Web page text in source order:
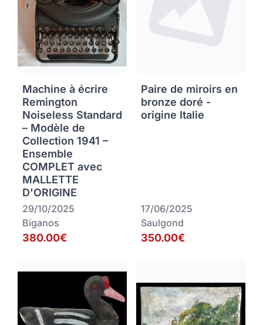
Machine à écrire
Remington
Noiseless Standard
– Modèle de
Collection 1941 –
Ensemble
COMPLET avec
MALLETTE
D'ORIGINE
29/10/2025
Biganos
380.00€
Paire de miroirs en
bronze doré -
origine Italie
17/06/2025
Saulgond
350.00€